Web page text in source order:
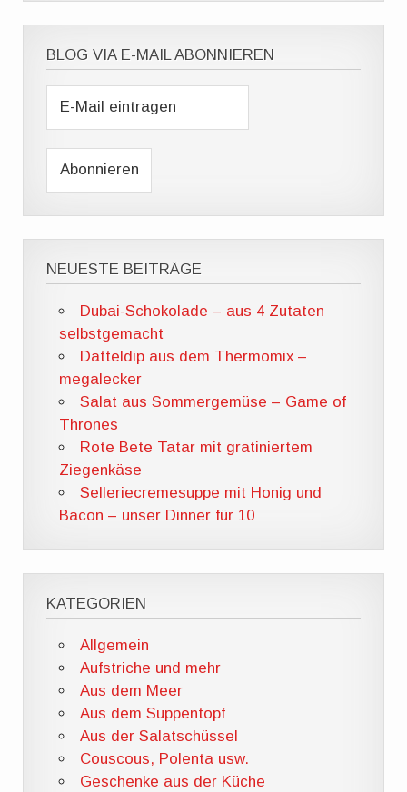
BLOG VIA E-MAIL ABONNIEREN
NEUESTE BEITRÄGE
Dubai-Schokolade – aus 4 Zutaten
selbstgemacht
Datteldip aus dem Thermomix –
megalecker
Salat aus Sommergemüse – Game of
Thrones
Rote Bete Tatar mit gratiniertem
Ziegenkäse
Selleriecremesuppe mit Honig und
Bacon – unser Dinner für 10
KATEGORIEN
Allgemein
Aufstriche und mehr
Aus dem Meer
Aus dem Suppentopf
Aus der Salatschüssel
Couscous, Polenta usw.
Geschenke aus der Küche